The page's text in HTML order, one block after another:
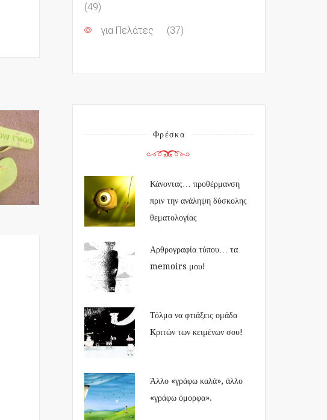
(49)
για Πελάτες (37)
Φρέσκα
Κάνοντας… προθέρμανση
πριν την ανάληψη δύσκολης
θεματολογίας
Αρθρογραφία τύπου… τα
memoirs μου!
Τόλμα να φτιάξεις ομάδα
Kριτών των κειμένων σου!
Άλλο «γράφω καλά», άλλο
«γράφω όμορφα».